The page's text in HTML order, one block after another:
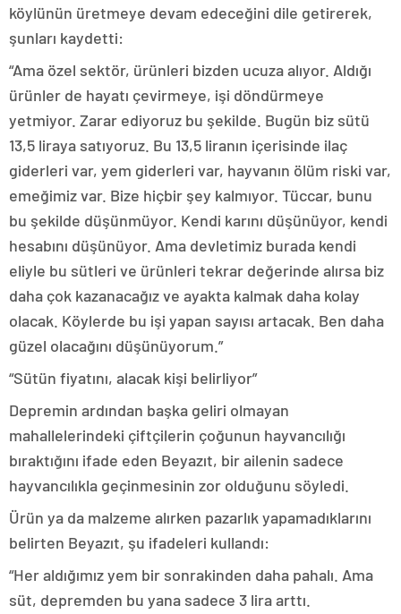
köylünün üretmeye devam edeceğini dile getirerek,
şunları kaydetti:
“Ama özel sektör, ürünleri bizden ucuza alıyor. Aldığı
ürünler de hayatı çevirmeye, işi döndürmeye
yetmiyor. Zarar ediyoruz bu şekilde. Bugün biz sütü
13,5 liraya satıyoruz. Bu 13,5 liranın içerisinde ilaç
giderleri var, yem giderleri var, hayvanın ölüm riski var,
emeğimiz var. Bize hiçbir şey kalmıyor. Tüccar, bunu
bu şekilde düşünmüyor. Kendi karını düşünüyor, kendi
hesabını düşünüyor. Ama devletimiz burada kendi
eliyle bu sütleri ve ürünleri tekrar değerinde alırsa biz
daha çok kazanacağız ve ayakta kalmak daha kolay
olacak. Köylerde bu işi yapan sayısı artacak. Ben daha
güzel olacağını düşünüyorum.”
“Sütün fiyatını, alacak kişi belirliyor”
Depremin ardından başka geliri olmayan
mahallelerindeki çiftçilerin çoğunun hayvancılığı
bıraktığını ifade eden Beyazıt, bir ailenin sadece
hayvancılıkla geçinmesinin zor olduğunu söyledi.
Ürün ya da malzeme alırken pazarlık yapamadıklarını
belirten Beyazıt, şu ifadeleri kullandı:
“Her aldığımız yem bir sonrakinden daha pahalı. Ama
süt, depremden bu yana sadece 3 lira arttı.